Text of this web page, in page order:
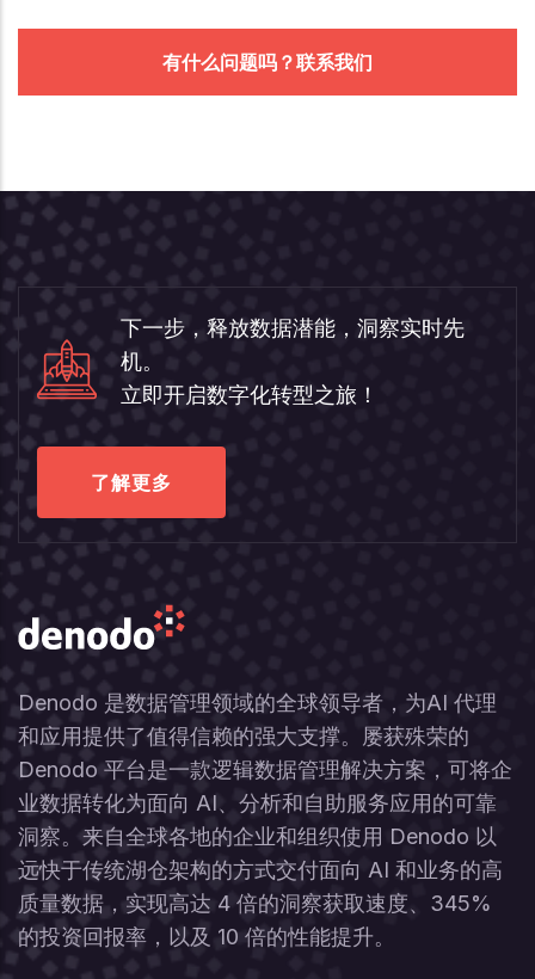
有什么问题吗？联系我们
下一步，释放数据潜能，洞察实时先
机。
立即开启数字化转型之旅！
了解更多
Denodo 是数据管理领域的全球领导者，为AI 代理
和应用提供了值得信赖的强大支撑。屡获殊荣的
Denodo 平台是一款逻辑数据管理解决方案，可将企
业数据转化为面向 AI、分析和自助服务应用的可靠
洞察。来自全球各地的企业和组织使用 Denodo 以
远快于传统湖仓架构的方式交付面向 AI 和业务的高
质量数据，实现高达 4 倍的洞察获取速度、345%
的投资回报率，以及 10 倍的性能提升。